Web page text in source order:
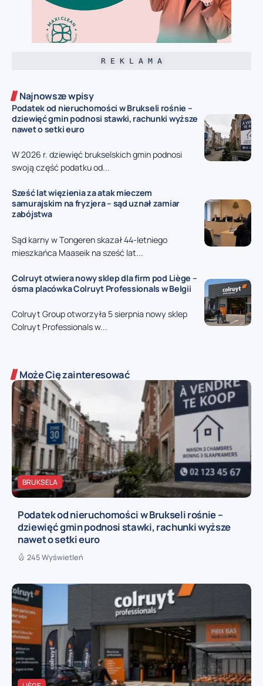
R E K L A M A
Najnowsze wpisy
Podatek od nieruchomości w Brukseli rośnie –
dziewięć gmin podnosi stawki, rachunki wyższe
nawet o setki euro
W 2026 r. dziewięć brukselskich gmin podnosi
swoją część podatku od...
Sześć lat więzienia za atak mieczem
samurajskim na fryzjera – sąd uznał zamiar
zabójstwa
Sąd karny w Tongeren skazał 44-letniego
mieszkańca Maaseik na sześć lat...
Colruyt otwiera nowy sklep dla firm pod Liège –
ósma placówka Colruyt Professionals w Belgii
Colruyt Group otworzyła 5 sierpnia nowy sklep
Colruyt Professionals w...
Może Cię zainteresować
BRUKSELA
Podatek od nieruchomości w Brukseli rośnie –
dziewięć gmin podnosi stawki, rachunki wyższe
nawet o setki euro
245 Wyświetleń